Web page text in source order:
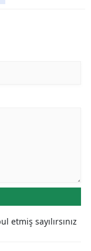
etmiş sayılırsınız